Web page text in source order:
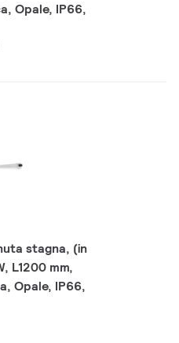
Opale, IP66,
stagna, (in
L1200 mm,
Opale, IP66,